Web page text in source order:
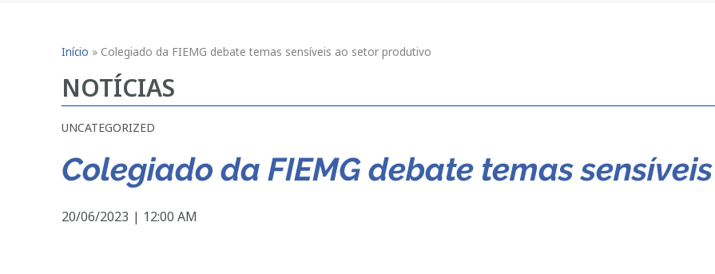
Início » Colegiado da FIEMG debate temas sensíveis ao setor produtivo
NOTÍCIAS
UNCATEGORIZED
Colegiado da FIEMG debate temas
20/06/2023 | 12:00 AM